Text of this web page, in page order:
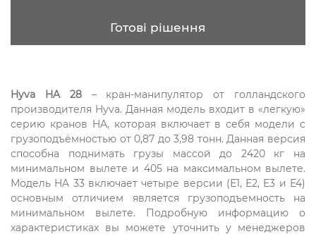
Готові рішення
Hyva HA 28– кран-манипулятор от голландского
производителя Hyva. Данная модель входит в «легкую»
серию кранов HA, которая включает в себя модели с
грузоподъёмностью от 0,87 до 3,98 тонн. Данная версия
способна поднимать грузы массой до 2420 кг на
минимальном вылете и 405 на максимальном вылете.
Модель HA 33 включает четыре версии (Е1, Е2, Е3 и Е4)
основным отличием является грузоподъемность на
минимальном вылете. Подробную информацию о
характеристиках вы можете уточнить у менеджеров